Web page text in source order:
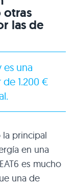
otras
las de
es una
1.200 €
principal
en una
es mucho
una de